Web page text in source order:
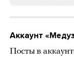
Аккаунт
Посты в